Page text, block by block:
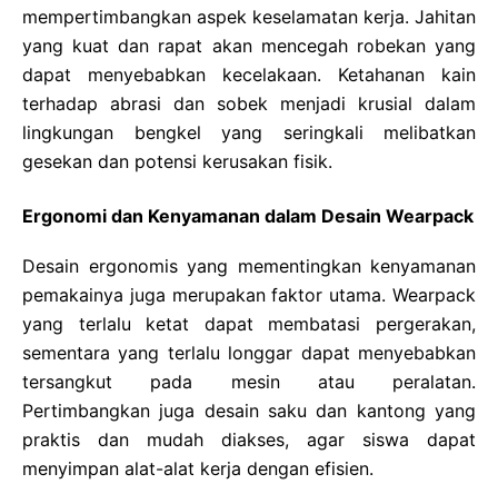
mempertimbangkan aspek keselamatan kerja. Jahitan
yang kuat dan rapat akan mencegah robekan yang
dapat menyebabkan kecelakaan. Ketahanan kain
terhadap abrasi dan sobek menjadi krusial dalam
lingkungan bengkel yang seringkali melibatkan
gesekan dan potensi kerusakan fisik.
Ergonomi dan Kenyamanan dalam Desain Wearpack
Desain ergonomis yang mementingkan kenyamanan
pemakainya juga merupakan faktor utama. Wearpack
yang terlalu ketat dapat membatasi pergerakan,
sementara yang terlalu longgar dapat menyebabkan
tersangkut pada mesin atau peralatan.
Pertimbangkan juga desain saku dan kantong yang
praktis dan mudah diakses, agar siswa dapat
menyimpan alat-alat kerja dengan efisien.